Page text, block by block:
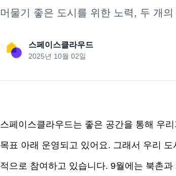
머물기 좋은 도시를 위한 노력, 두 개의
스페이스클라우드
2025년 10월 02일
스페이스클라우드는 좋은 공간을 통해 우
목표 아래 운영되고 있어요. 그래서 우리
적으로 참여하고 있습니다. 9월에는 북촌